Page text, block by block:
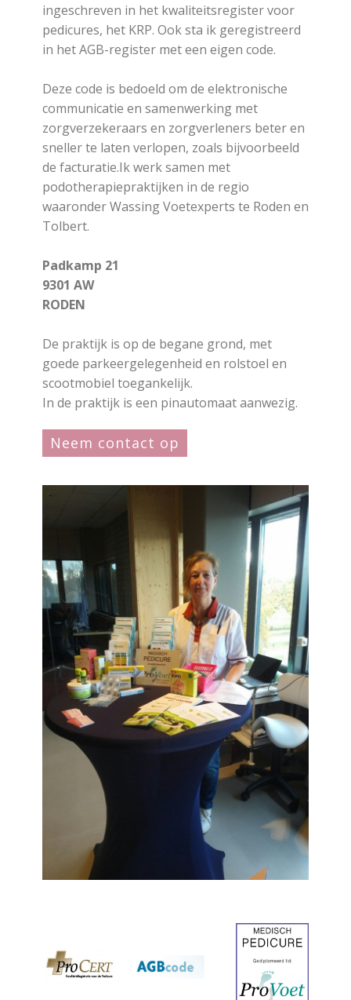
ingeschreven in het kwaliteitsregister voor
pedicures, het KRP. Ook sta ik geregistreerd
in het AGB-register met een eigen code.
Deze code is bedoeld om de elektronische
communicatie en samenwerking met
zorgverzekeraars en zorgverleners beter en
sneller te laten verlopen, zoals bijvoorbeeld
de facturatie.Ik werk samen met
podotherapiepraktijken in de regio
waaronder Wassing Voetexperts te Roden en
Tolbert.
Padkamp 21
9301 AW
RODEN
De praktijk is op de begane grond, met
goede parkeergelegenheid en rolstoel en
scootmobiel toegankelijk.
In de praktijk is een pinautomaat aanwezig.
Neem contact op